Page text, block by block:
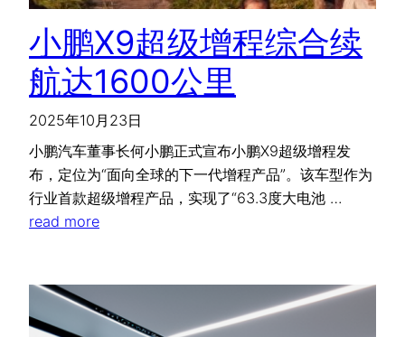
小鹏X9超级增程综合续
航达1600公里
2025年10月23日
小鹏汽车董事长何小鹏正式宣布小鹏X9超级增程发
布，定位为“面向全球的下一代增程产品”。该车型作为
行业首款超级增程产品，实现了“63.3度大电池 …
read more